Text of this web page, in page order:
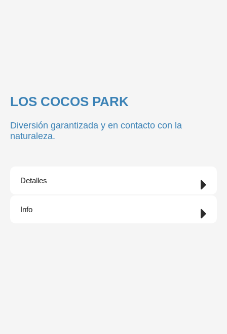
LOS COCOS PARK
Diversión garantizada y en contacto con la
naturaleza.
Detalles
Info